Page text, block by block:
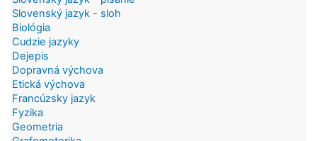
Slovenský jazyk - sloh
Biológia
Cudzie jazyky
Dejepis
Dopravná výchova
Etická výchova
Francúzsky jazyk
Fyzika
Geometria